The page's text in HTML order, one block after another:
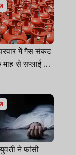
में गैस संकट
माह से सप्लाई ठप
कर्मी व उपभोक्ता